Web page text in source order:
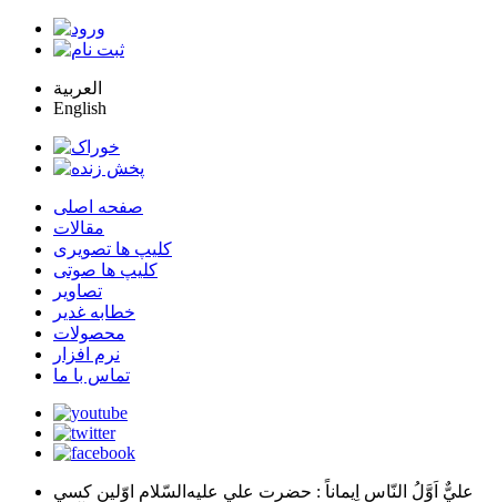
العربية
English
صفحه اصلی
مقالات
کلیپ ها تصویری
کلیپ ها صوتی
تصاویر
خطابه غدیر
محصولات
نرم افزار
تماس با ما
عليٌّ اَوَّلُ النّاسِ اِيماناً : حضرت علي عليه‌السّلام اوّلين كسي